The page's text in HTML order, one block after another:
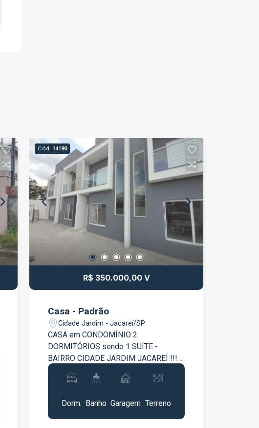
Cód. 14190
R$ 350.000,00 V
Casa - Padrão
Cidade Jardim - Jacareí/SP
CASA em CONDOMÍNIO 2
DORMITÓRIOS sendo 1 SUÍTE -
BAIRRO CIDADE JARDIM JACAREÍ !!!
Oportunidade !!! Localizado ao lado da
região central Jacareí , em um bairro
aconchegante sobrado conta com : 2
Dormitórios 1 Suíte ; 1 Banheiro Social ;
Dorm. Banho Garagem Terreno